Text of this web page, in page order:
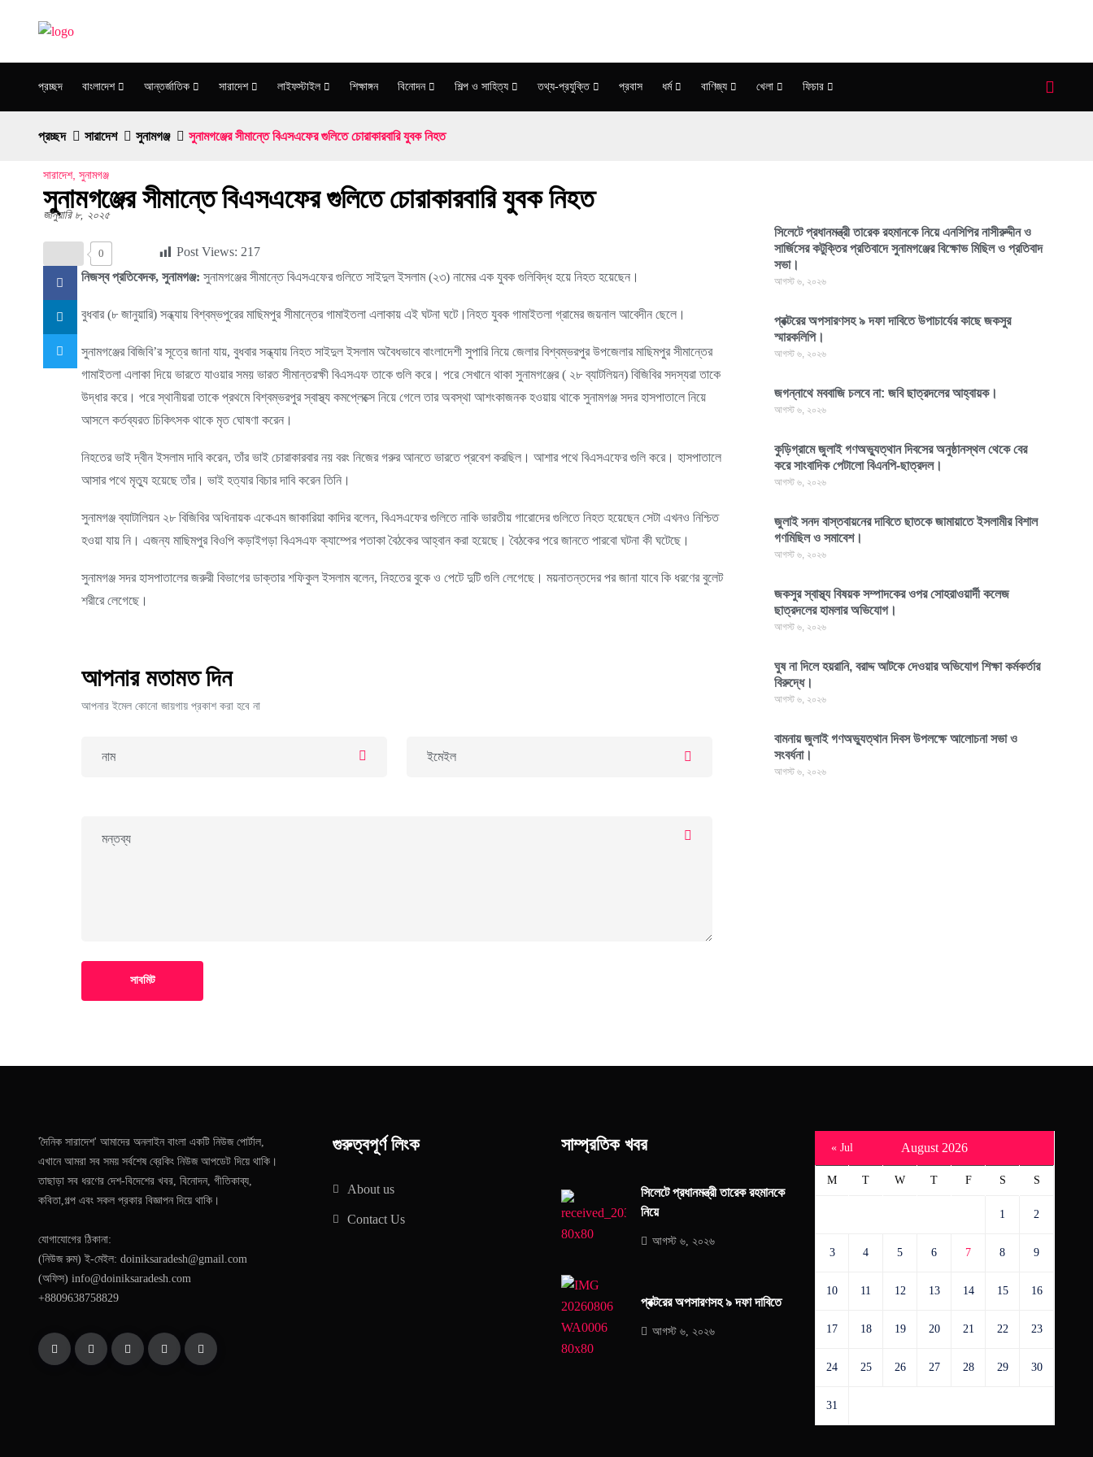
প্রচ্ছদ বাংলাদেশ আন্তর্জাতিক সারাদেশ লাইফস্টাইল শিক্ষাঙ্গন বিনোদন শিল্প ও সাহিত্য তথ্য-প্রযুক্তি প্রবাস ধর্ম বাণিজ্য খেলা ফিচার
প্রচ্ছদ সারাদেশ সুনামগঞ্জ সুনামগঞ্জের সীমান্তে বিএসএফের গুলিতে চোরাকারবারি যুবক নিহত
সারাদেশ, সুনামগঞ্জ
সুনামগঞ্জের সীমান্তে বিএসএফের গুলিতে চোরাকারবারি যুবক নিহত
জানুয়ারি ৮, ২০২৫
0 Post Views: 217
নিজস্ব প্রতিবেদক, সুনামগঞ্জ: সুনামগঞ্জের সীমান্তে বিএসএফের গুলিতে সাইদুল ইসলাম (২৩) নামের এক যুবক গুলিবিদ্ধ হয়ে নিহত হয়েছেন।
বুধবার (৮ জানুয়ারি) সন্ধ্যায় বিশ্বম্ভপুরের মাছিমপুর সীমান্তের গামাইতলা এলাকায় এই ঘটনা ঘটে।নিহত যুবক গামাইতলা গ্রামের জয়নাল আবেদীন ছেলে।
সুনামগঞ্জের বিজিবি’র সূত্রে জানা যায়, বুধবার সন্ধ্যায় নিহত সাইদুল ইসলাম অবৈধভাবে বাংলাদেশী সুপারি নিয়ে জেলার বিশ্বম্ভরপুর উপজেলার মাছিমপুর সীমান্তের
গামাইতলা এলাকা দিয়ে ভারতে যাওয়ার সময় ভারত সীমান্তরক্ষী বিএসএফ তাকে গুলি করে। পরে সেখানে থাকা সুনামগঞ্জের ( ২৮ ব্যাটলিয়ন) বিজিবির সদস্যরা তাকে
উদ্ধার করে। পরে স্থানীয়রা তাকে প্রথমে বিশ্বম্ভরপুর স্বাস্থ্য কমপ্লেক্সে নিয়ে গেলে তার অবস্থা আশংকাজনক হওয়ায় থাকে সুনামগঞ্জ সদর হাসপাতালে নিয়ে
আসলে কর্তব্যরত চিকিৎসক থাকে মৃত ঘোষণা করেন।
নিহতের ভাই দ্বীন ইসলাম দাবি করেন, তাঁর ভাই চোরাকারবার নয় বরং নিজের গরুর আনতে ভারতে প্রবেশ করছিল। আশার পথে বিএসএফের গুলি করে। হাসপাতালে
আসার পথে মৃত্যু হয়েছে তাঁর। ভাই হত্যার বিচার দাবি করেন তিনি।
সুনামগঞ্জ ব্যাটালিয়ন ২৮ বিজিবির অধিনায়ক একেএম জাকারিয়া কাদির বলেন, বিএসএফের গুলিতে নাকি ভারতীয় গারোদের গুলিতে নিহত হয়েছেন সেটা এখনও নিশ্চিত
হওয়া যায় নি। এজন্য মাছিমপুর বিওপি কড়াইগড়া বিএসএফ ক্যাম্পের পতাকা বৈঠকের আহ্বান করা হয়েছে। বৈঠকের পরে জানতে পারবো ঘটনা কী ঘটেছে।
সুনামগঞ্জ সদর হাসপাতালের জরুরী বিভাগের ডাক্তার শফিকুল ইসলাম বলেন, নিহতের বুকে ও পেটে দুটি গুলি লেগেছে। ময়নাতন্তদের পর জানা যাবে কি ধরণের বুলেট
শরীরে লেগেছে।
আপনার মতামত দিন
আপনার ইমেল কোনো জায়গায় প্রকাশ করা হবে না
সাবমিট
সিলেটে প্রধানমন্ত্রী তারেক রহমানকে নিয়ে এনসিপির নাসীরুদ্দীন ও
সার্জিসের কটুক্তির প্রতিবাদে সুনামগঞ্জের বিক্ষোভ মিছিল ও প্রতিবাদ
সভা।
আগস্ট ৬, ২০২৬
প্রক্টরের অপসারণসহ ৯ দফা দাবিতে উপাচার্যের কাছে জকসুর
স্মারকলিপি।
আগস্ট ৬, ২০২৬
জগন্নাথে মববাজি চলবে না: জবি ছাত্রদলের আহ্বায়ক।
আগস্ট ৬, ২০২৬
কুড়িগ্রামে জুলাই গণঅভ্যুত্থান দিবসের অনুষ্ঠানস্থল থেকে বের
করে সাংবাদিক পেটালো বিএনপি-ছাত্রদল।
আগস্ট ৬, ২০২৬
জুলাই সনদ বাস্তবায়নের দাবিতে ছাতকে জামায়াতে ইসলামীর বিশাল
গণমিছিল ও সমাবেশ।
আগস্ট ৬, ২০২৬
জকসুর স্বাস্থ্য বিষয়ক সম্পাদকের ওপর সোহরাওয়ার্দী কলেজ
ছাত্রদলের হামলার অভিযোগ।
আগস্ট ৬, ২০২৬
ঘুষ না দিলে হয়রানি, বরাদ্দ আটকে দেওয়ার অভিযোগ শিক্ষা কর্মকর্তার
বিরুদ্ধে।
আগস্ট ৬, ২০২৬
বামনায় জুলাই গণঅভ্যুত্থান দিবস উপলক্ষে আলোচনা সভা ও
সংবর্ধনা।
আগস্ট ৬, ২০২৬
'দৈনিক সারাদেশ' আমাদের অনলাইন বাংলা একটি নিউজ পোর্টাল,
এখানে আমরা সব সময় সর্বশেষ ব্রেকিং নিউজ আপডেট দিয়ে থাকি।
তাছাড়া সব ধরণের দেশ-বিদেশের খবর, বিনোদন, গীতিকাব্য,
কবিতা,গল্প এবং সকল প্রকার বিজ্ঞাপন দিয়ে থাকি।
যোগাযোগের ঠিকানা:
(নিউজ রুম) ই-মেইল: doiniksaradesh@gmail.com
(অফিস) info@doiniksaradesh.com
+8809638758829
গুরুত্বপূর্ণ লিংক
About us
Contact Us
সাম্প্রতিক খবর
সিলেটে প্রধানমন্ত্রী তারেক রহমানকে
নিয়ে
আগস্ট ৬, ২০২৬
প্রক্টরের অপসারণসহ ৯ দফা দাবিতে
আগস্ট ৬, ২০২৬
August 2026
M T W T F S S
1 2
3 4 5 6 7 8 9
10 11 12 13 14 15 16
17 18 19 20 21 22 23
24 25 26 27 28 29 30
31
« Jul